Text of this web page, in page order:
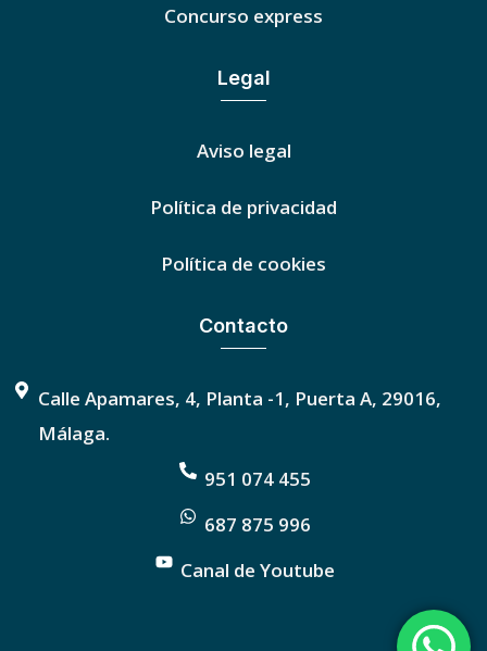
Concurso express
Legal
Aviso legal
Política de privacidad
Política de cookies
Contacto
Calle Apamares, 4, Planta -1, Puerta A, 29016,
Málaga.
951 074 455
687 875 996
Canal de Youtube